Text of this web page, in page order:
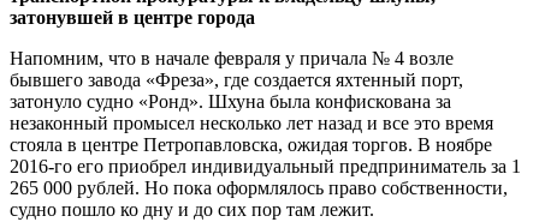
затонувшей в центре города
Напомним, что в начале февраля у причала № 4 возле
бывшего завода «Фреза», где создается яхтенный порт,
затонуло судно «Ронд». Шхуна была конфискована за
незаконный промысел несколько лет назад и все это время
стояла в центре Петропавловска, ожидая торгов. В ноябре
2016-го его приобрел индивидуальный предприниматель за 1
265 000 рублей. Но пока оформлялось право собственности,
судно пошло ко дну и до сих пор там лежит.